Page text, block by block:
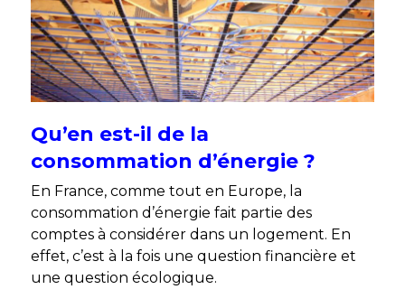
Qu’en est-il de la
consommation d’énergie ?
En France, comme tout en Europe, la
consommation d’énergie fait partie des
comptes à considérer dans un logement. En
effet, c’est à la fois une question financière et
une question écologique.